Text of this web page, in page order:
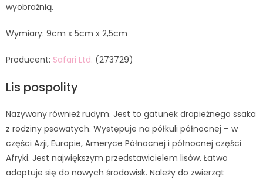
wyobraźnią.
Wymiary: 9cm x 5cm x 2,5cm
Producent: Safari Ltd. (273729)
Lis pospolity
Nazywany również rudym. Jest to gatunek drapieżnego ssaka
z rodziny psowatych. Występuje na półkuli północnej – w
części Azji, Europie, Ameryce Północnej i północnej części
Afryki. Jest największym przedstawicielem lisów. Łatwo
adoptuje się do nowych środowisk. Należy do zwierząt